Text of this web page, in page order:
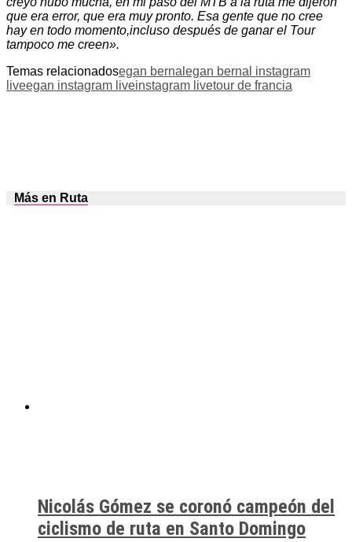
que era error, que era muy pronto. Esa gente que no cree
hay en todo momento,incluso después de ganar el Tour
tampoco me creen».
Temas relacionadosegan bernal egan bernal instagram
liveegan instagram liveinstagram livetour de francia
Más en Ruta
Nicolás Gómez se coronó campeón del
ciclismo de ruta en Santo Domingo